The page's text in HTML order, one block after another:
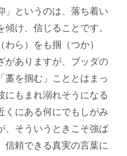
」というのは、落ち着い
け、信じることです。
ら）をも掴（つか）
がありますが、ブッダの
藁を掴む」こととはまっ
にもまれ溺れそうになる
くにある何にでもしがみ
、そういうときこそ強ば
信頼できる真実の言葉に